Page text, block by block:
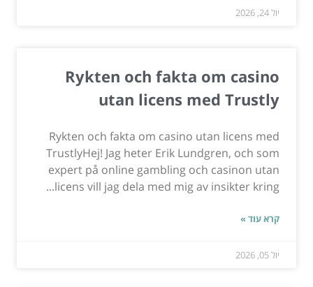
יול 24, 2026
Rykten och fakta om casino
utan licens med Trustly
Rykten och fakta om casino utan licens med
TrustlyHej! Jag heter Erik Lundgren, och som
expert på online gambling och casinon utan
licens vill jag dela med mig av insikter kring...
קרא עוד »
יול 05, 2026